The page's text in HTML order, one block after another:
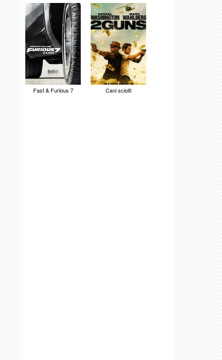
Fast & Furious 7 Cani sciolti